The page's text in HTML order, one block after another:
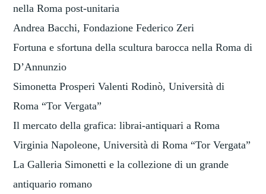
nella Roma post-unitaria
Andrea Bacchi, Fondazione Federico Zeri
Fortuna e sfortuna della scultura barocca nella Roma di
D’Annunzio
Simonetta Prosperi Valenti Rodinò, Università di
Roma “Tor Vergata”
Il mercato della grafica: librai-antiquari a Roma
Virginia Napoleone, Università di Roma “Tor Vergata”
La Galleria Simonetti e la collezione di un grande
antiquario romano